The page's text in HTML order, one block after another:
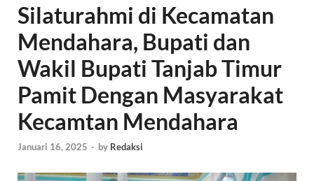
Silaturahmi di Kecamatan
Mendahara, Bupati dan
Wakil Bupati Tanjab Timur
Pamit Dengan Masyarakat
Kecamtan Mendahara
Januari 16, 2025 - by Redaksi